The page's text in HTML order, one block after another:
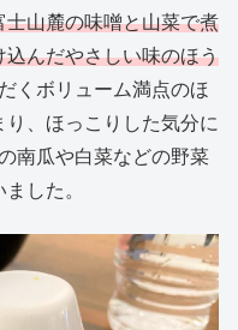
山麓の味噌と山菜で煮
んだやさしい味のほう
くボリューム満点のほ
、ほっこりした気分に
南瓜や白菜などの野菜
した。